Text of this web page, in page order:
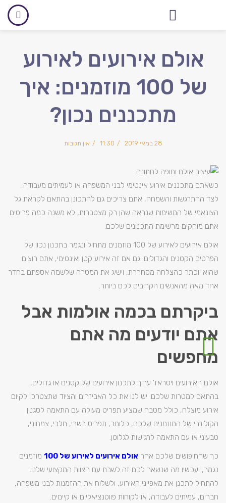
אולם אירועים לאירוע
של 100 מוזמנים: איך
מתכננים נכון?
28 במאי 2019 11:30 אין תגובות
כשאתם מתכננים אירוע אינטימי לבני המשפחה או לעמיתים מעבודה,
לצד ההתרגשות והשמחה, אתם צריכים גם להתכונן בהתאם לקראת גל
הצונאמי של המשימות שנראה שהן רק מצטברות, לא משנה כמה פריטים
אתם מוחקים מרשימת התכנונים שלכם.
אולם אירועים לאירוע של 100 מוזמנים מתחיל ונגמר בתכנון נכון של
הפרטים הקטנים והגדולים. גם אם זה אירוע קטן ואינטימי, אתם רוצים
שהוא יוכתר כהצלחה מסחררת, וישיג את המטרה שלשמה אספתם בחדר
אחד מאה מהאנשים הקרובים לכם ביותר.
ביקרתם בכמה אולמות אבל
אתם יודעים מה אתם
מחפשים
אולם האירועים ויטראז' ערוך לתכנון אירועים של קטנים או גדולים,
בהתאם למטרות שלכם. יש לנו את כל האביזרים והציוד שתצטרכו לקיום
אירוע מוצלח, כולל מטבח שמציע תפריט מעולה עם התאמה לסגנון
הקולינרי של המוזמנים שלכם, כלומר, תפריט בשרי, חלבי, צמחוני,
טבעוני או עם התאמה לרגישות לגלוטן.
כך שהחיפושים שלכם אחר אולם אירועים לאירוע של 100
מוזמנים
נגמר, ועכשיו מה שנשאר לכם זה לשבת עם הצוות המקצועי שלנו,
להתחיל לתכנן את מאפייני האירוע, ולשלוח את ההזמנות לבני משפחה,
חברים, עמיתים לעבודה, או לקוחות פווטנציאליים או קיימים.